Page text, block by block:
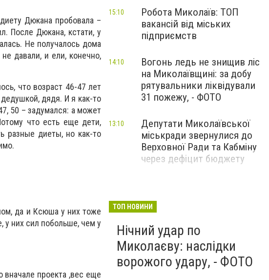
Дюкана пробовала –
После Дюкана, кстати, у
Не получалось дома
давали, и ели, конечно,
что возраст 46-47 лет
дядя. И я как-то
50 – задумался: а может
что есть еще дети,
разные диеты, но как-то
да и Ксюша у них тоже
них сил побольше, чем у
проекта ,вес еще
Робота Миколаїв: ТОП
вакансій від міських
підприємств
15:10
Вогонь ледь не знищив ліс
на Миколаївщині: за добу
рятувальники ліквідували
31 пожежу, - ФОТО
14:10
Депутати Миколаївської
міськради звернулися до
Верховної Ради та Кабміну
через дефіцит бюджету
13:10
ТОП НОВИНИ
Нічний удар по
Миколаєву: наслідки
ворожого удару, - ФОТО